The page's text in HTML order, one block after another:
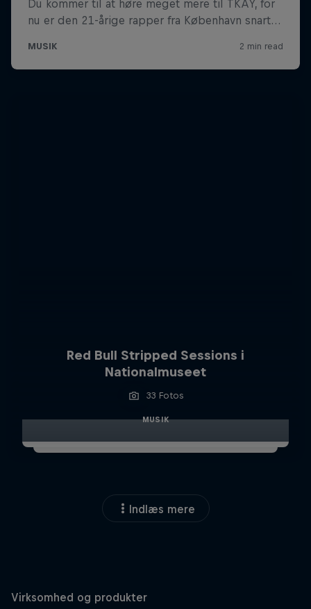
Red Bull Stripped Sessions i
Nationalmuseet
33 Fotos
MUSIK
Indlæs mere